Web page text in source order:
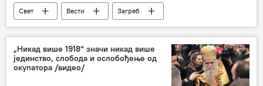
Свет Вести
Загреб
полиција
транспарент
хапшења
Динамо
навијачи
Регион
претња
„Никад више 1918“ значи никад више
јединство, слобода и ослобођење од
окупатора /видео/